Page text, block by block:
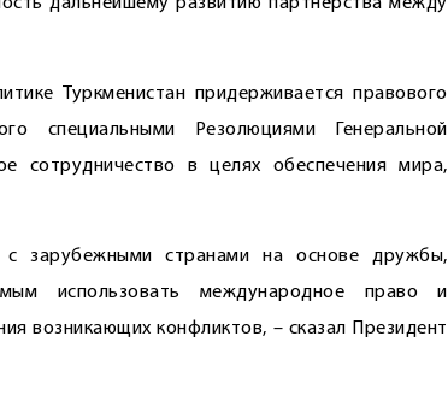
Туркменистан придерживается правового
специальными Резолюциями Генеральной
сотрудничество в целях обеспечения мира,
зарубежными странами на основе дружбы,
использовать международное право и
возникающих конфликтов, – сказал Президент